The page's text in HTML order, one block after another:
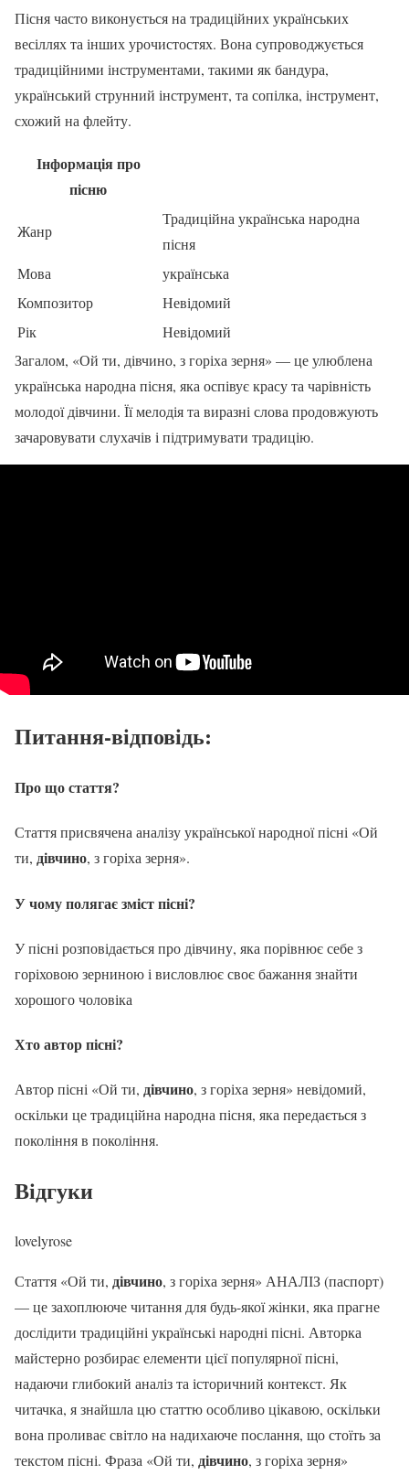
Пісня часто виконується на традиційних українських
весіллях та інших урочистостях. Вона супроводжується
традиційними інструментами, такими як бандура,
український струнний інструмент, та сопілка, інструмент,
схожий на флейту.
Інформація про
пісню
Жанр
Традиційна українська народна
пісня
Мова
українська
Композитор
Невідомий
Рік
Невідомий
Загалом, «Ой ти, дівчино, з горіха зерня» — це улюблена
українська народна пісня, яка оспівує красу та чарівність
молодої дівчини. Її мелодія та виразні слова продовжують
зачаровувати слухачів і підтримувати традицію.
Питання-відповідь:
Про що стаття?
Стаття присвячена аналізу української народної пісні «Ой
ти, дівчино, з горіха зерня».
У чому полягає зміст пісні?
У пісні розповідається про дівчину, яка порівнює себе з
горіховою зерниною і висловлює своє бажання знайти
хорошого чоловіка
Хто автор пісні?
Автор пісні «Ой ти, дівчино, з горіха зерня» невідомий,
оскільки це традиційна народна пісня, яка передається з
покоління в покоління.
Відгуки
lovelyrose
Стаття «Ой ти, дівчино, з горіха зерня» АНАЛІЗ (паспорт)
— це захоплююче читання для будь-якої жінки, яка прагне
дослідити традиційні українські народні пісні. Авторка
майстерно розбирає елементи цієї популярної пісні,
надаючи глибокий аналіз та історичний контекст. Як
читачка, я знайшла цю статтю особливо цікавою, оскільки
вона проливає світло на надихаюче послання, що стоїть за
текстом пісні. Фраза «Ой ти, дівчино, з горіха зерня»